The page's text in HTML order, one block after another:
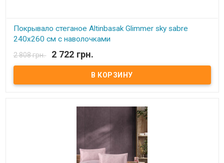
Покрывало стеганое Аltinbasak Glimmer sky sabre
240x260 см с наволочками
В наличии
Покрывало стеганое Аltinbasak 240x260 см с наволочками
Размер: 240х260 см. Наволочки: 50x70 см, 2 шт. Состав: 30%
хлопок, 70% полиестер. Вес: 3 кг. Производитель: Altinbasak
2 808 грн. 2 722 грн.